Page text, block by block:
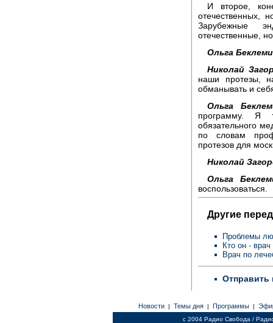
И второе,
отечественных,
Зарубежные
отечественные,
Ольга
Николай
наши протезы,
обманывать и
Ольга
программу. Я
обязательного
по словам
протезов для
Николай
Ольга
воспользоваться.
Другие
Проблемы
Кто он - врач
Врач по
Отправить
Новости | Темы дня | Программы |
c 2004 Радио Свобода /